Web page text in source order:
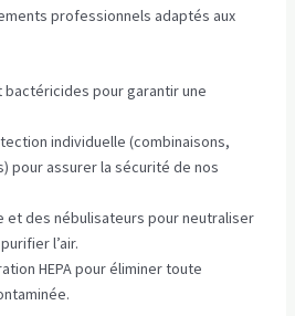
professionnels adaptés aux
pour garantir une
individuelle (combinaisons,
pour assurer la sécurité de nos
et des nébulisateurs pour neutraliser
l’air.
HEPA pour éliminer toute